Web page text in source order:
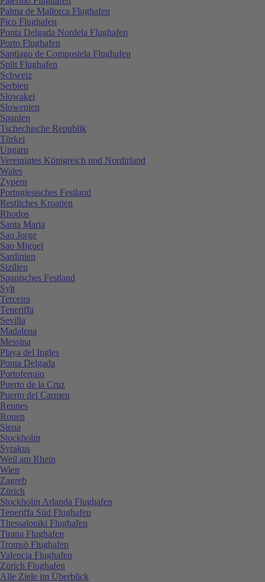
Palma de Mallorca Flughafen
Pico Flughafen
Ponta Delgada Nordela Flughafen
Porto Flughafen
Santiago de Compostela Flughafen
Split Flughafen
Schweiz
Serbien
Slowakei
Slowenien
Spanien
Tschechische Republik
Türkei
Ungarn
Vereinigtes Königreich und Nordirland
Wales
Zypern
Portugiesisches Festland
Restliches Kroatien
Rhodos
Santa Maria
Sao Jorge
Sao Miguel
Sardinien
Sizilien
Spanisches Festland
Sylt
Terceira
Teneriffa
Sevilla
Madalena
Messina
Playa del Ingles
Ponta Delgada
Portoferraio
Puerto de la Cruz
Puerto del Carmen
Rennes
Rouen
Siena
Stockholm
Syrakus
Weil am Rhein
Wien
Zagreb
Zürich
Stockholm Arlanda Flughafen
Teneriffa Süd Flughafen
Thessaloniki Flughafen
Tirana Flughafen
Tromsö Flughafen
Valencia Flughafen
Zürich Flughafen
Alle Ziele im Überblick